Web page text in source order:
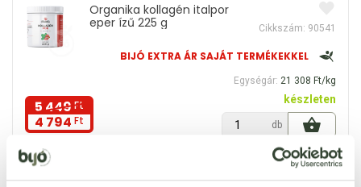
Organika kollagén italpor
eper ízű 225 g
Cikkszám: 90541
BIJÓ EXTRA ÁR SAJÁT TERMÉKEKKEL
Egységár: 21 308 Ft/kg
5 449 Ft
4 794 Ft
készleten
db